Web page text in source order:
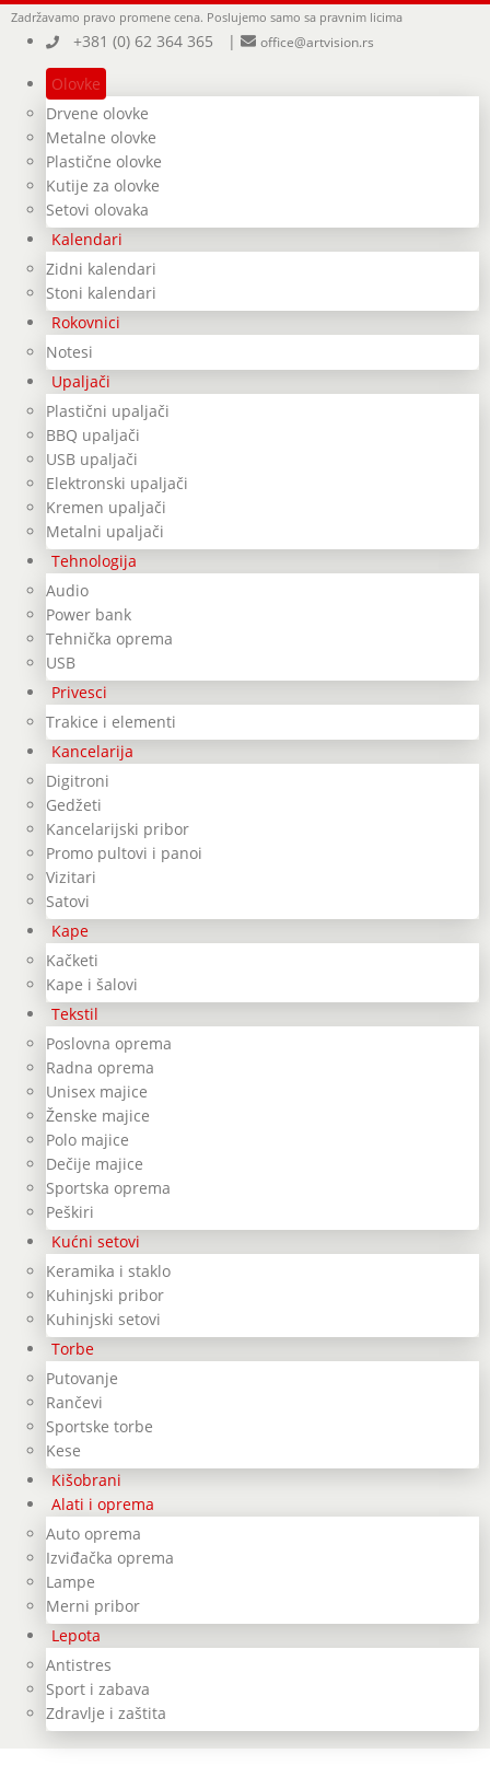
Zadržavamo pravo promene cena. Poslujemo samo sa pravnim licima
+381 (0) 62 364 365 | office@artvision.rs
Olovke
Drvene olovke
Metalne olovke
Plastične olovke
Kutije za olovke
Setovi olovaka
Kalendari
Zidni kalendari
Stoni kalendari
Rokovnici
Notesi
Upaljači
Plastični upaljači
BBQ upaljači
USB upaljači
Elektronski upaljači
Kremen upaljači
Metalni upaljači
Tehnologija
Audio
Power bank
Tehnička oprema
USB
Privesci
Trakice i elementi
Kancelarija
Digitroni
Gedžeti
Kancelarijski pribor
Promo pultovi i panoi
Vizitari
Satovi
Kape
Kačketi
Kape i šalovi
Tekstil
Poslovna oprema
Radna oprema
Unisex majice
Ženske majice
Polo majice
Dečije majice
Sportska oprema
Peškiri
Kućni setovi
Keramika i staklo
Kuhinjski pribor
Kuhinjski setovi
Torbe
Putovanje
Rančevi
Sportske torbe
Kese
Kišobrani
Alati i oprema
Auto oprema
Izviđačka oprema
Lampe
Merni pribor
Lepota
Antistres
Sport i zabava
Zdravlje i zaštita